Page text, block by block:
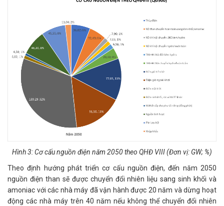
Hình 3: Cơ cấu nguồn điện năm 2050 theo QHĐ VIII (Đơn vị: GW; %)
Theo định hướng phát triển cơ cấu nguồn điện, đến năm 2050
nguồn điện than sẽ được chuyển đổi nhiên liệu sang sinh khối và
amoniac với các nhà máy đã vận hành được 20 năm và dừng hoạt
động các nhà máy trên 40 năm nếu không thể chuyển đổi nhiên